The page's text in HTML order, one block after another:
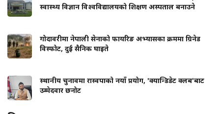
स्वास्थ्य विज्ञान विश्वविद्यालयको शिक्षण अस्पताल बनाउने
गोदावरीमा नेपाली सेनाको फायरिङ अभ्यासका क्रममा ग्रिनेड
विस्फोट, दुई सैनिक घाइते
स्थानीय चुनावमा रास्वपाको नयाँ प्रयोग, 'क्यान्डिडेट क्लब'बाट
उम्मेदवार छनोट